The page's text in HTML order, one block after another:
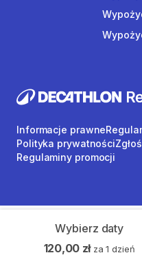
Wybierz daty
120,00 zł za 1 dzień
Informacje prawne
Polityka prywatności
Regulaminy promocji